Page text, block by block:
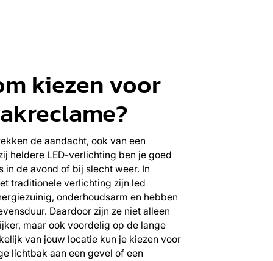
kiezen voor
de aandacht, ook van een
heldere LED-verlichting ben je goed
in de avond of bij slecht weer. In
traditionele verlichting zijn led
onderhoudsarm en hebben
Daardoor zijn ze niet alleen
maar ook voordelig op de lange
van jouw locatie kun je kiezen voor
lichtbak aan een gevel of een